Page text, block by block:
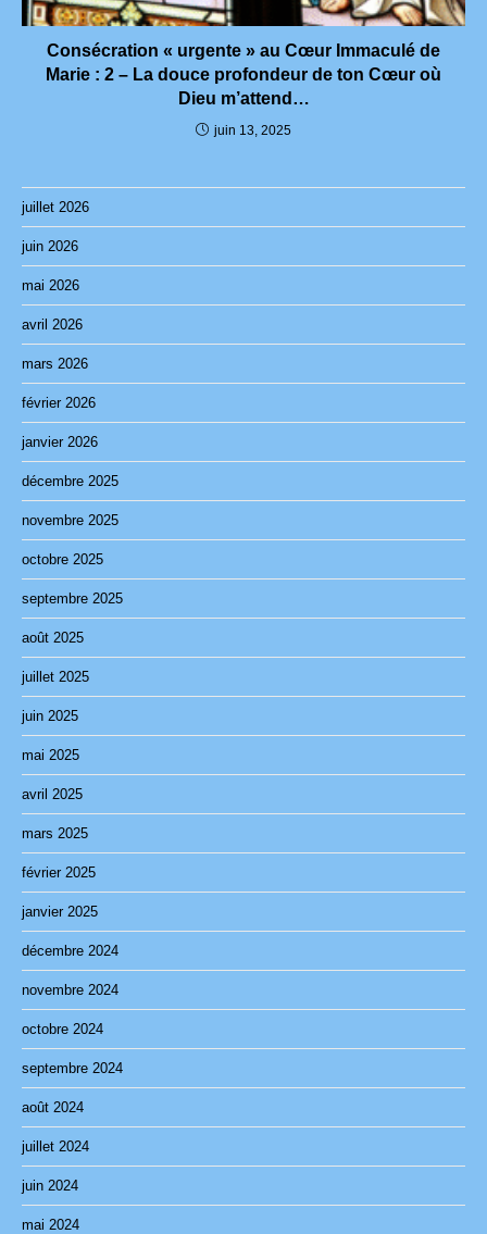
Consécration « urgente » au Cœur Immaculé de
Marie : 2 – La douce profondeur de ton Cœur où
Dieu m’attend…
juin 13, 2025
juillet 2026
juin 2026
mai 2026
avril 2026
mars 2026
février 2026
janvier 2026
décembre 2025
novembre 2025
octobre 2025
septembre 2025
août 2025
juillet 2025
juin 2025
mai 2025
avril 2025
mars 2025
février 2025
janvier 2025
décembre 2024
novembre 2024
octobre 2024
septembre 2024
août 2024
juillet 2024
juin 2024
mai 2024